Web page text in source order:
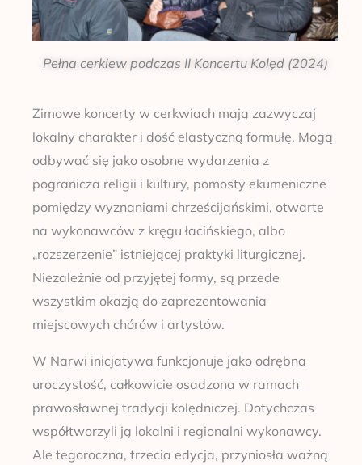
Pełna cerkiew podczas II Koncertu Kolęd (2024)
Zimowe koncerty w cerkwiach mają zazwyczaj
lokalny charakter i dość elastyczną formułę. Mogą
odbywać się jako osobne wydarzenia z
pogranicza religii i kultury, pomosty ekumeniczne
pomiędzy wyznaniami chrześcijańskimi, otwarte
na wykonawców z kręgu łacińskiego, albo
„rozszerzenie” istniejącej praktyki liturgicznej.
Niezależnie od przyjętej formy, są przede
wszystkim okazją do zaprezentowania
miejscowych chórów i artystów.
W Narwi inicjatywa funkcjonuje jako odrębna
uroczystość, całkowicie osadzona w ramach
prawosławnej tradycji kolędniczej. Dotychczas
współtworzyli ją lokalni i regionalni wykonawcy.
Ale tegoroczna, trzecia edycja, przyniosła ważną